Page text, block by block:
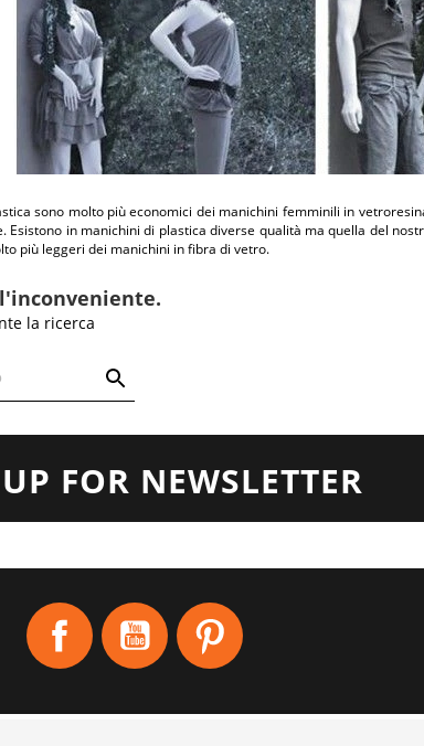
sono molto più economici dei manichini femminili in
Esistono in manichini di plastica diverse qualità ma quella del
più leggeri dei manichini in fibra di vetro.
la ricerca
FOR NEWSLETTER
Facebook YouTube